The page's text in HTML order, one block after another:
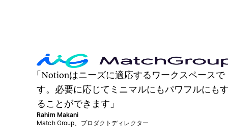
Notionはニーズに適応するワークスペースで
す。必要に応じてミニマルにもパワフルにも
ることができます
Rahim Makani
Match Group、プロダクトディレクター